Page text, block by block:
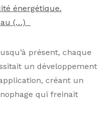
énergétique.
au (…)
présent, chaque
un développement
créant un
qui freinait